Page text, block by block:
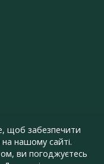
щоб забезпечити
нашому сайті.
ви погоджуєтесь